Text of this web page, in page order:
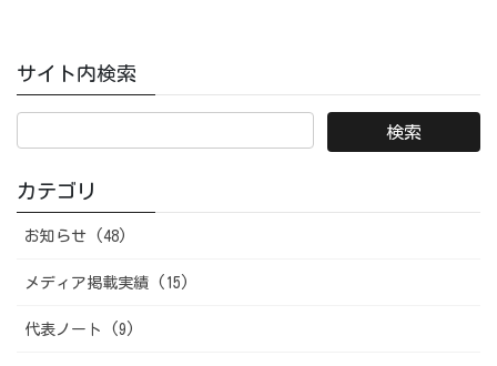
サイト内検索
カテゴリ
お知らせ (48)
メディア掲載実績 (15)
代表ノート (9)